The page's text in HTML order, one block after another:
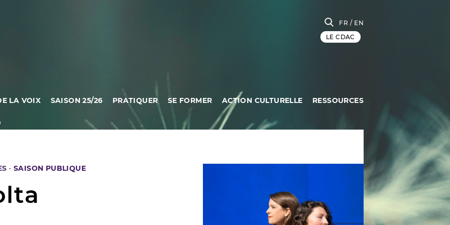
FR / EN
LE CDAC
LA VOIX SAISON 25/26 PRATIQUER SE FORMER ACTION CULTURELLE RESSOURCES
·SAISON PUBLIQUE